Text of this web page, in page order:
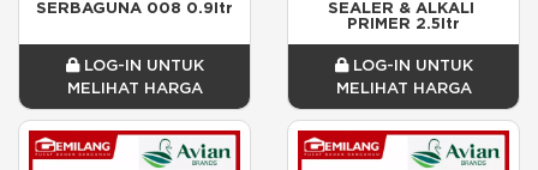
SERBAGUNA 008 0.9ltr
LOG-IN UNTUK
MELIHAT HARGA
SEALER & ALKALI
PRIMER 2.5ltr
LOG-IN UNTUK
MELIHAT HARGA